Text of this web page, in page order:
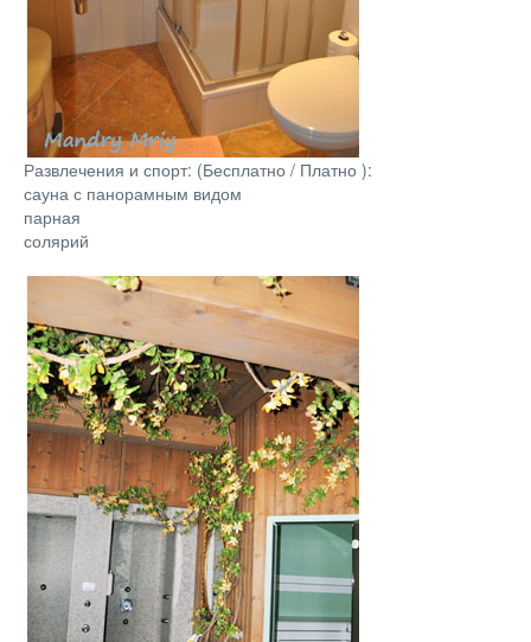
Развлечения и спорт: (Бесплатно / Платно ):
сауна с панорамным видом
парная
солярий